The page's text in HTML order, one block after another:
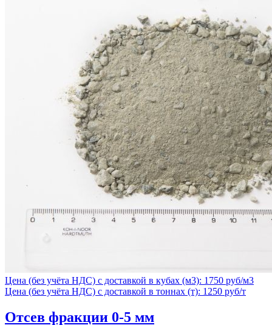
Цена (без учёта НДС) с доставкой в кубах (м3): 1750 руб/м3
Цена (без учёта НДС) с доставкой в тоннах (т): 1250 руб/т
Отсев фракции 0-5 мм